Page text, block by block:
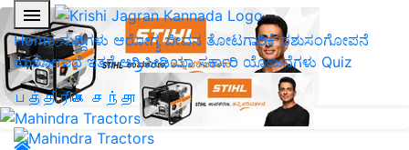
Home ಸುದ್ದಿಗಳು ಆರೋಗ್ಯ ಜೀವನ ತೋಟಗಾರಿಕೆಪಶುಸಂಗೋಪನೆ
ಯಶೋಗಾಥೆ ಇತರೆ ಅಗ್ರಿಪೀಡಿಯಾ ಸರ್ಕಾರಿ ಯೋಜನೆಗಳು Quiz
பத்திரிகை சந்தா